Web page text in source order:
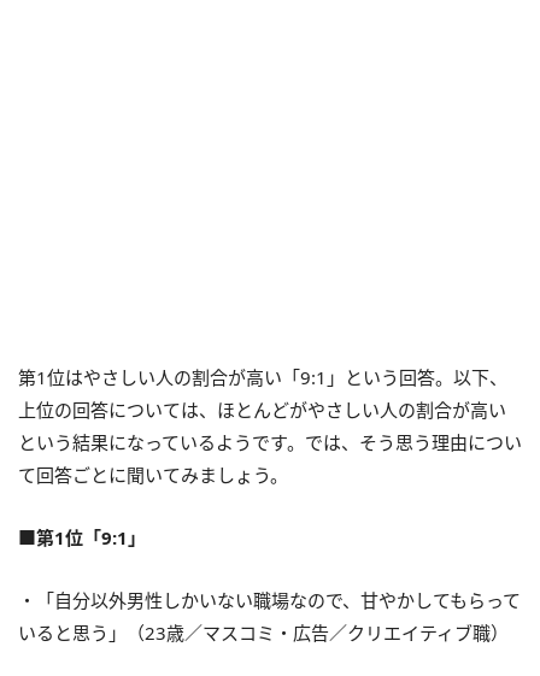
第1位はやさしい人の割合が高い「9:1」という回答。以下、
上位の回答については、ほとんどがやさしい人の割合が高い
という結果になっているようです。では、そう思う理由につい
て回答ごとに聞いてみましょう。
■第1位「9:1」
・「自分以外男性しかいない職場なので、甘やかしてもらって
いると思う」（23歳／マスコミ・広告／クリエイティブ職）